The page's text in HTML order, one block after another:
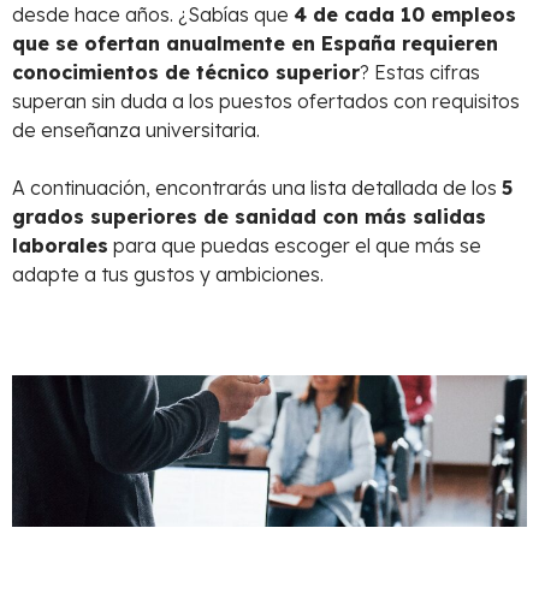
desde hace años. ¿Sabías que 4 de cada 10 empleos
que se ofertan anualmente en España requieren
conocimientos de técnico superior? Estas cifras
superan sin duda a los puestos ofertados con requisitos
de enseñanza universitaria.
A continuación, encontrarás una lista detallada de los 5
grados superiores de sanidad con más salidas
laborales para que puedas escoger el que más se
adapte a tus gustos y ambiciones.